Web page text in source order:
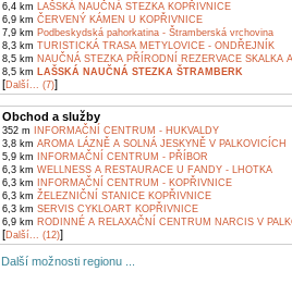
6,4 km LAŠSKÁ NAUČNÁ STEZKA KOPŘIVNICE
6,9 km ČERVENÝ KÁMEN U KOPŘIVNICE
7,9 km Podbeskydská pahorkatina - Štramberská vrchovina
8,3 km TURISTICKÁ TRASA METYLOVICE - ONDŘEJNÍK
8,5 km NAUČNÁ STEZKA PŘÍRODNÍ REZERVACE SKALKA
8,5 km LAŠSKÁ NAUČNÁ STEZKA ŠTRAMBERK
[Další... (7)]
Obchod a služby
352 m INFORMAČNÍ CENTRUM - HUKVALDY
3,8 km AROMA LÁZNĚ A SOLNÁ JESKYNĚ V PALKOVICÍCH
5,9 km INFORMAČNÍ CENTRUM - PŘÍBOR
6,3 km WELLNESS A RESTAURACE U FANDY - LHOTKA
6,3 km INFORMAČNÍ CENTRUM - KOPŘIVNICE
6,3 km ŽELEZNIČNÍ STANICE KOPŘIVNICE
6,3 km SERVIS CYKLOART KOPŘIVNICE
6,9 km RODINNÉ A RELAXAČNÍ CENTRUM NARCIS V
[Další... (12)]
Další možnosti regionu ...